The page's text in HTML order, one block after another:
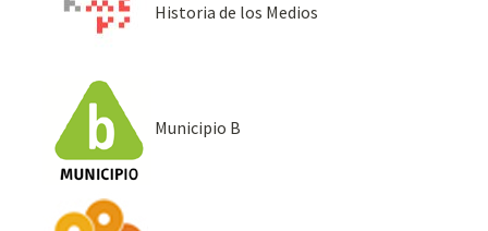
Historia de los Medios
Municipio B